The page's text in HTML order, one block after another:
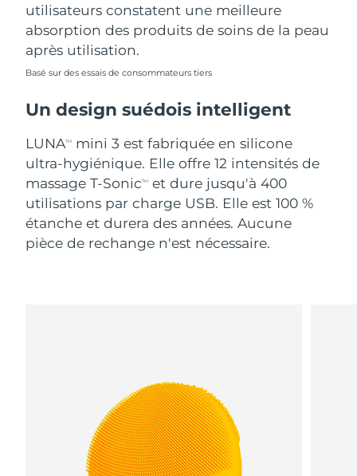
utilisateurs constatent une meilleure
absorption des produits de soins de la peau
après utilisation.
Basé sur des essais de consommateurs tiers
Un design suédois intelligent
LUNATM
mini 3 est fabriquée en silicone
ultra-hygiénique. Elle offre 12 intensités de
massage T-SonicTM
et dure jusqu'à 400
utilisations par charge USB. Elle est 100 %
étanche et durera des années. Aucune
pièce de rechange n'est nécessaire.